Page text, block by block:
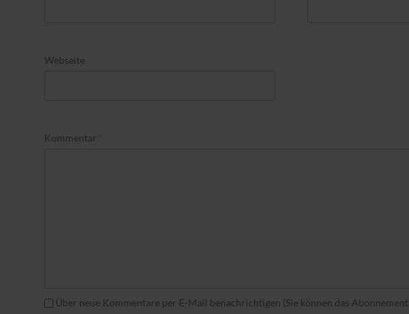
Webseite
Pflichtfeld
Kommentar
Über neue Kommentare per E-Mail benachrichtigen (Sie können das Abonnement